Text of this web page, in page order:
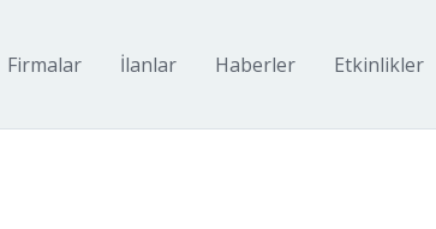
Firmalar İlanlar Haberler Etkinlikler